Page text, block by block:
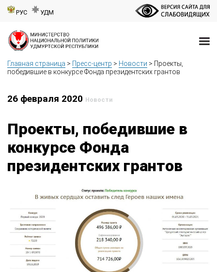
РУС УДМ
Главная страница > Пресс-центр > Новости > Проекты,
победившие в конкурсе Фонда президентских грантов
26 февраля 2020 Новости
Проекты, победившие в
конкурсе Фонда
президентских грантов